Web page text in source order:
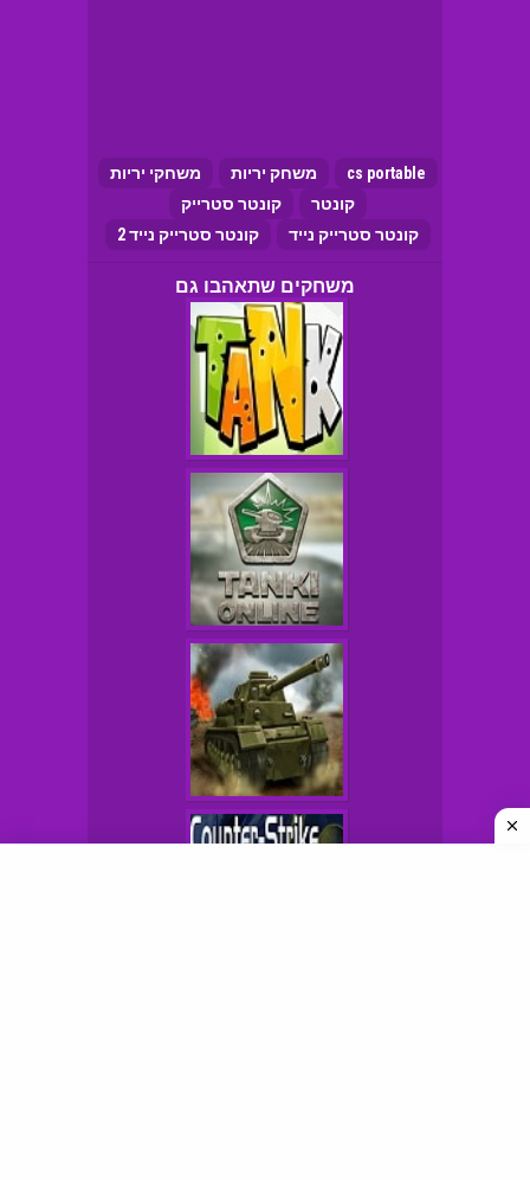
cs portable משחק יריות
משחקי יריות
קונטר
קונטר סטרייק
קונטר סטרייק נייד
קונטר סטרייק נייד 2
משחקים שתאהבו גם